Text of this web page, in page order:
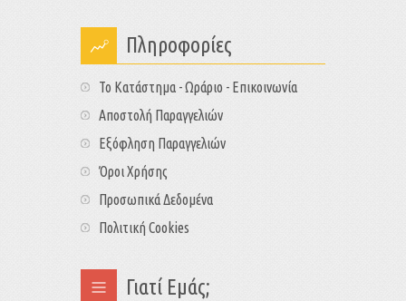
Πληροφορίες
Το Κατάστημα - Ωράριο - Επικοινωνία
Αποστολή Παραγγελιών
Εξόφληση Παραγγελιών
Όροι Χρήσης
Προσωπικά Δεδομένα
Πολιτική Cookies
Γιατί Εμάς;